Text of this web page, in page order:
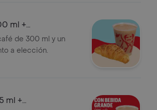
para pedidos a
ml +
de 300 ml y un
a elección.
ml +